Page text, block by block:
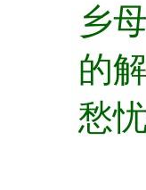
乡
的
愁